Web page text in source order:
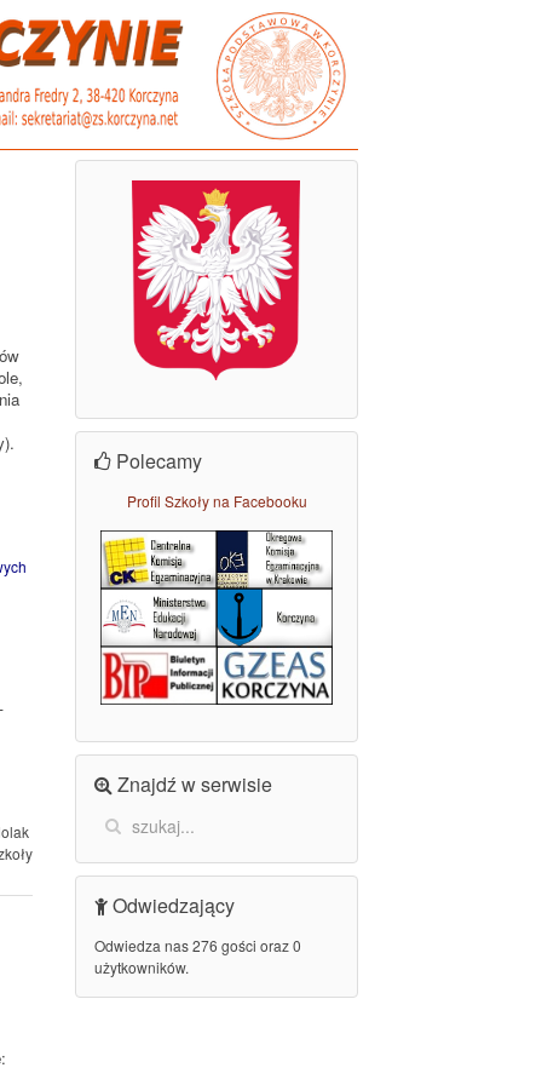
Polecamy
Profil Szkoły na Facebooku
Znajdź w serwisie
Odwiedzający
Odwiedza nas 276 gości oraz 0
użytkowników.